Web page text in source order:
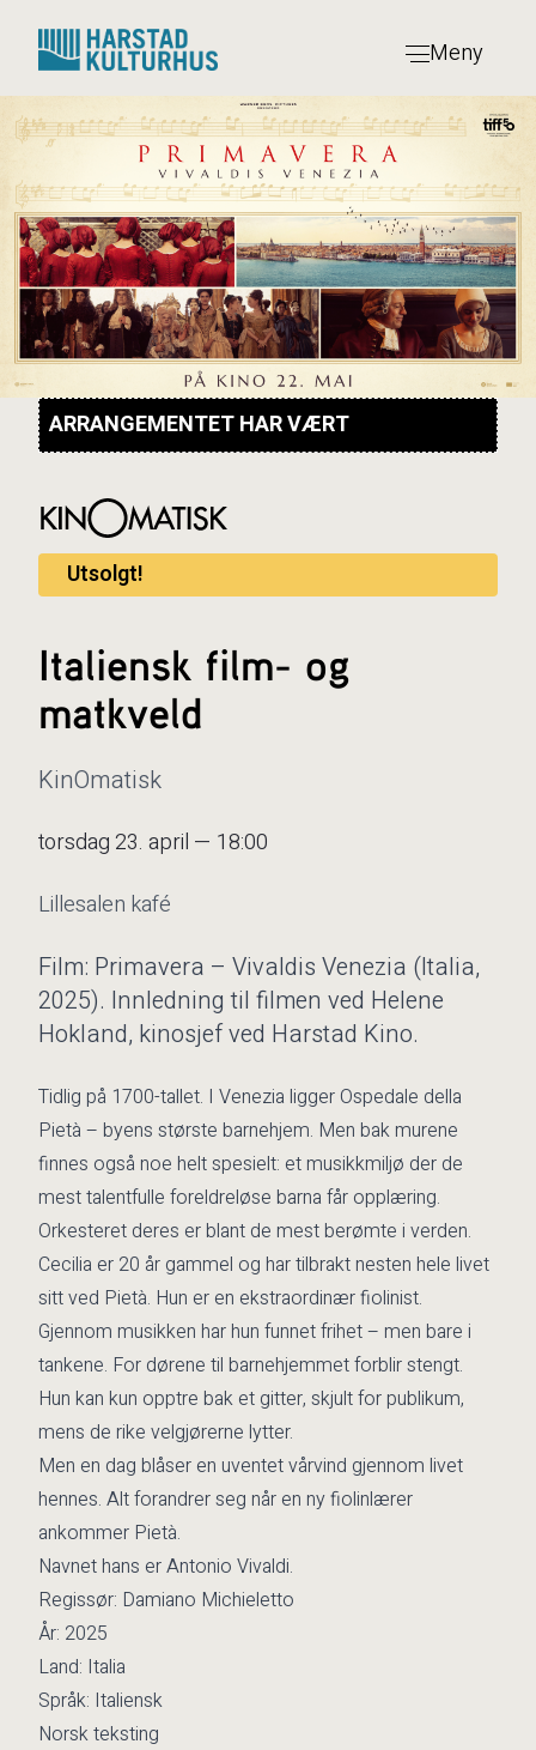
innhold
Meny
ARRANGEMENTET HAR VÆRT
Utsolgt!
Italiensk film- og
matkveld
KinOmatisk
torsdag 23. april — 18:00
Lillesalen kafé
Film: Primavera – Vivaldis Venezia (Italia,
2025). Innledning til filmen ved Helene
Hokland, kinosjef ved Harstad Kino.
Tidlig på 1700-tallet. I Venezia ligger Ospedale della
Pietà – byens største barnehjem. Men bak murene
finnes også noe helt spesielt: et musikkmiljø der de
mest talentfulle foreldreløse barna får opplæring.
Orkesteret deres er blant de mest berømte i verden.
Cecilia er 20 år gammel og har tilbrakt nesten hele livet
sitt ved Pietà. Hun er en ekstraordinær fiolinist.
Gjennom musikken har hun funnet frihet – men bare i
tankene. For dørene til barnehjemmet forblir stengt.
Hun kan kun opptre bak et gitter, skjult for publikum,
mens de rike velgjørerne lytter.
Men en dag blåser en uventet vårvind gjennom livet
hennes. Alt forandrer seg når en ny fiolinlærer
ankommer Pietà.
Navnet hans er Antonio Vivaldi.
Regissør: Damiano Michieletto
År: 2025
Land: Italia
Språk: Italiensk
Norsk teksting